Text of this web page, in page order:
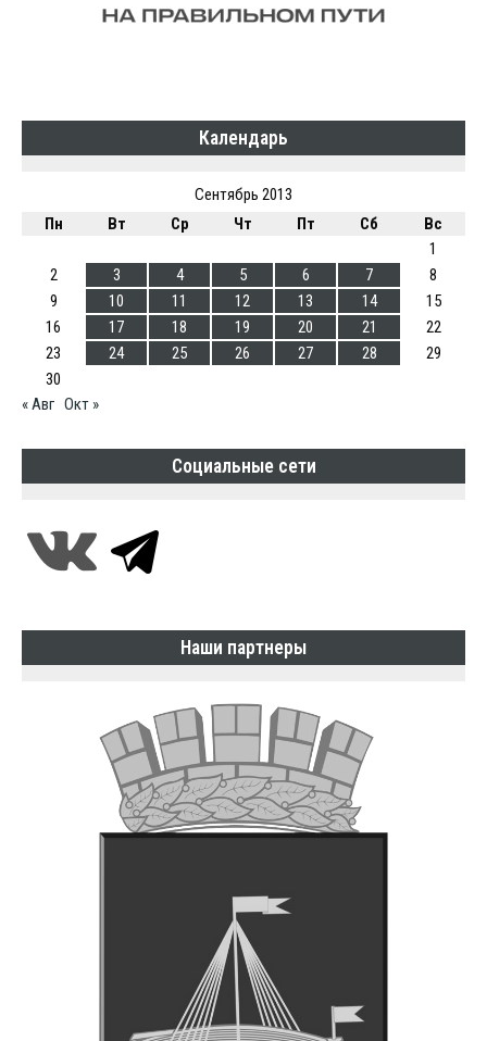
Календарь
Сентябрь 2013
Пн
Вт Ср Чт Пт Сб
Вс
1
2
3 4 5 6 7
8
9
10 11 12 13 14
15
16
17 18 19 20 21
22
23
24 25 26 27 28
29
30
« Авг Окт »
Социальные сети
Наши партнеры